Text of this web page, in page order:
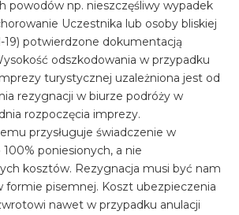
powodów np. nieszczęśliwy wypadek
Uczestnika lub osoby bliskiej
19) potwierdzone dokumentacją
odszkodowania w przypadku
turystycznej uzależniona jest od
rezygnacji w biurze podróży w
rozpoczęcia imprezy.
przysługuje świadczenie w
poniesionych, a nie
kosztów. Rezygnacja musi być nam
formie pisemnej. Koszt ubezpieczenia
nawet w przypadku anulacji